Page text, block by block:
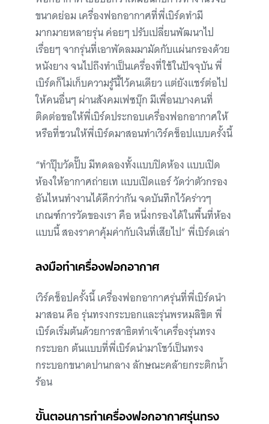
ขนาดย่อม เครื่องฟอกอากาศที่พี่เบิร์ดทำมี
มากมายหลายรุ่น ค่อยๆ ปรับเปลี่ยนพัฒนาไป
เรื่อยๆ จากรุ่นที่เอาพัดลมมามัดกับแผ่นกรองด้วย
หนังยาง จนไปถึงทำเป็นเครื่องที่ใช้ในปัจจุบัน พี่
เบิร์ดก็ไม่เก็บความรู้นี้ไว้คนเดียว แต่ยังแชร์ต่อไป
ให้คนอื่นๆ ผ่านสังคมเฟซบุ๊ก มีเพื่อนบางคนที่
ติดต่อขอให้พี่เบิร์ดประกอบเครื่องฟอกอากาศให้
หรือที่ชวนให้พี่เบิร์ดมาสอนทำเวิร์คช็อปแบบครั้งนี้
“ทำปุ๊บวัดปั๊บ มีทดลองทั้งแบบปิดห้อง แบบเปิด
ห้องให้อากาศถ่ายเท แบบเปิดแอร์ วัดว่าตัวกรอง
อันไหนทำงานได้ดีกว่ากัน จดบันทึกไว้คร่าวๆ
เกณฑ์การวัดของเรา คือ หนึ่งกรองได้ในพื้นที่ห้อง
แบบนี้ สองราคาคุ้มค่ากับเงินที่เสียไป” พี่เบิร์ดเล่า
ลงมือทำเครื่องฟอกอากาศ
เวิร์คช็อปครั้งนี้ เครื่องฟอกอากาศรุ่นที่พี่เบิร์ดนำ
มาสอน คือ รุ่นทรงกระบอกและรุ่นพรหมลิขิต พี่
เบิร์ดเริ่มต้นด้วยการสาธิตทำเจ้าเครื่องรุ่นทรง
กระบอก ต้นแบบที่พี่เบิร์ดนำมาโชว์เป็นทรง
กระบอกขนาดปานกลาง ลักษณะคล้ายกระติกน้ำ
ร้อน
ขั้นตอนการทำเครื่องฟอกอากาศรุ่นทรง